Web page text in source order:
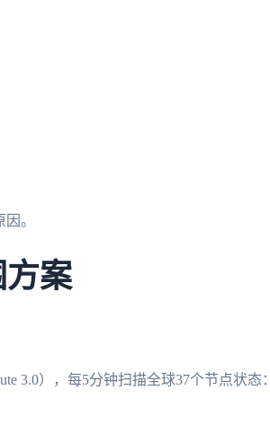
。
方案
3.0），每5分钟扫描全球37个节点状态：